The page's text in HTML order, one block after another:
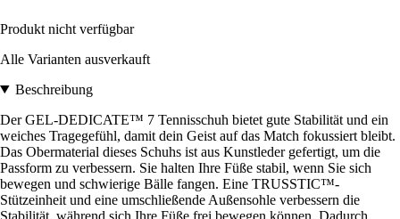
Produkt nicht verfügbar
Alle Varianten ausverkauft
Beschreibung
Der GEL-DEDICATE™ 7 Tennisschuh bietet gute Stabilität und ein
weiches Tragegefühl, damit dein Geist auf das Match fokussiert bleibt.
Das Obermaterial dieses Schuhs ist aus Kunstleder gefertigt, um die
Passform zu verbessern. Sie halten Ihre Füße stabil, wenn Sie sich
bewegen und schwierige Bälle fangen. Eine TRUSSTIC™-
Stützeinheit und eine umschließende Außensohle verbessern die
Stabilität, während sich Ihre Füße frei bewegen können. Dadurch